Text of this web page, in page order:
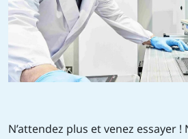
N’attendez plus et venez essayer